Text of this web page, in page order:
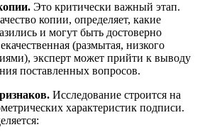
Это критически важный этап.
копии, определяет, какие
и могут быть достоверно
(размытая, низкого
эксперт может прийти к выводу
поставленных вопросов.
Исследование строится на
характеристик подписи.